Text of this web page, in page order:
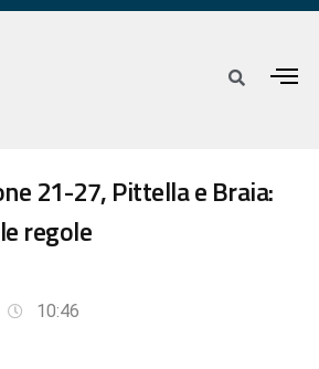
21-27, Pittella e Braia:
regole
10:46